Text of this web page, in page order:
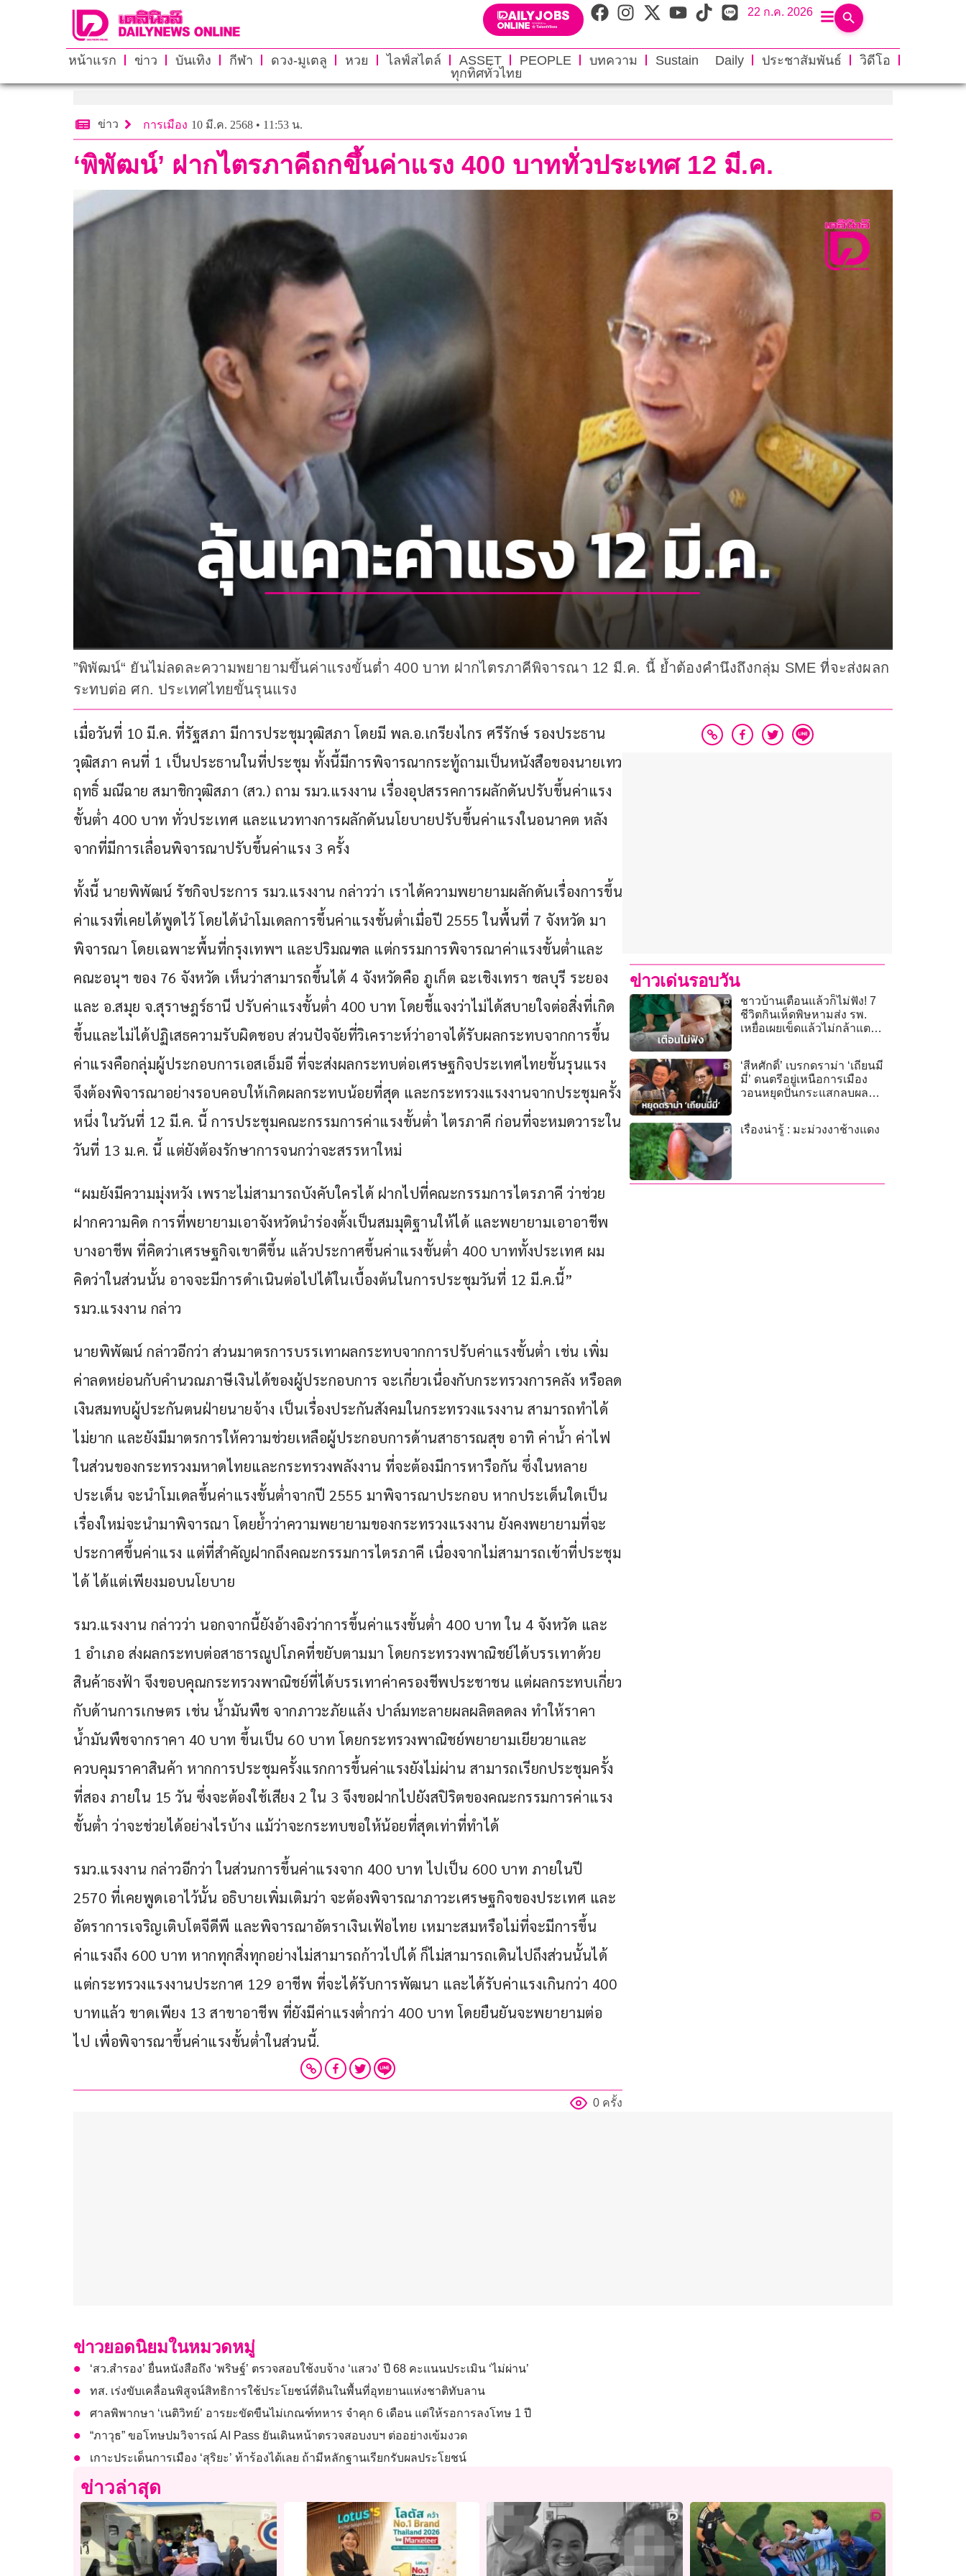
22 ก.ค. 2026
หน้าแรก ข่าว บันเทิง กีฬา ดวง-มูเตลู หวย ไลฟ์สไตล์ ASSET PEOPLE บทความ Sustain Daily ประชาสัมพันธ์
วิดีโอ
ทุกทิศทั่วไทย
ข่าว การเมือง 10 มี.ค. 2568 • 11:53 น.
‘พิพัฒน์’ ฝากไตรภาคีถกขึ้นค่าแรง 400 บาททั่วประเทศ 12 มี.ค.
”พิพัฒน์“ ยันไม่ลดละความพยายามขึ้นค่าแรงขั้นต่ำ 400 บาท ฝากไตรภาคีพิจารณา 12 มี.ค. นี้ ย้ำต้องคำนึงถึงกลุ่ม SME ที่จะส่งผลก
ระทบต่อ ศก. ประเทศไทยขั้นรุนแรง
เมื่อวันที่ 10 มี.ค. ที่รัฐสภา มีการประชุมวุฒิสภา โดยมี พล.อ.เกรียงไกร ศรีรักษ์ รองประธาน
วุฒิสภา คนที่ 1 เป็นประธานในที่ประชุม ทั้งนี้มีการพิจารณากระทู้ถามเป็นหนังสือของนายเทว
ฤทธิ์ มณีฉาย สมาชิกวุฒิสภา (สว.) ถาม รมว.แรงงาน เรื่องอุปสรรคการผลักดันปรับขึ้นค่าแรง
ขั้นต่ำ 400 บาท ทั่วประเทศ และแนวทางการผลักดันนโยบายปรับขึ้นค่าแรงในอนาคต หลัง
จากที่มีการเลื่อนพิจารณาปรับขึ้นค่าแรง 3 ครั้ง
ทั้งนี้ นายพิพัฒน์ รัชกิจประการ รมว.แรงงาน กล่าวว่า เราได้ความพยายามผลักดันเรื่องการขึ้น
ค่าแรงที่เคยได้พูดไว้ โดยได้นำโมเดลการขึ้นค่าแรงขั้นต่ำเมื่อปี 2555 ในพื้นที่ 7 จังหวัด มา
พิจารณา โดยเฉพาะพื้นที่กรุงเทพฯ และปริมณฑล แต่กรรมการพิจารณาค่าแรงขั้นต่ำและ
คณะอนุฯ ของ 76 จังหวัด เห็นว่าสามารถขึ้นได้ 4 จังหวัดคือ ภูเก็ต ฉะเชิงเทรา ชลบุรี ระยอง
และ อ.สมุย จ.สุราษฎร์ธานี ปรับค่าแรงขั้นต่ำ 400 บาท โดยชี้แจงว่าไม่ได้สบายใจต่อสิ่งที่เกิด
ขึ้นและไม่ได้ปฏิเสธความรับผิดชอบ ส่วนปัจจัยที่วิเคราะห์ว่าอาจได้รับผลกระทบจากการขึ้น
ค่าแรงคือกลุ่มผู้ประกอบการเอสเอ็มอี ที่จะส่งผลกระทบต่อเศรษฐกิจประเทศไทยขั้นรุนแรง
จึงต้องพิจารณาอย่างรอบคอบให้เกิดผลกระทบน้อยที่สุด และกระทรวงแรงงานจากประชุมครั้ง
หนึ่ง ในวันที่ 12 มี.ค. นี้ การประชุมคณะกรรมการค่าแรงขั้นต่ำ ไตรภาคี ก่อนที่จะหมดวาระใน
วันที่ 13 ม.ค. นี้ แต่ยังต้องรักษาการจนกว่าจะสรรหาใหม่
“ผมยังมีความมุ่งหวัง เพราะไม่สามารถบังคับใครได้ ฝากไปที่คณะกรรมการไตรภาคี ว่าช่วย
ฝากความคิด การที่พยายามเอาจังหวัดนำร่องตั้งเป็นสมมุติฐานให้ได้ และพยายามเอาอาชีพ
บางอาชีพ ที่คิดว่าเศรษฐกิจเขาดีขึ้น แล้วประกาศขึ้นค่าแรงขั้นต่ำ 400 บาททั้งประเทศ ผม
คิดว่าในส่วนนั้น อาจจะมีการดำเนินต่อไปได้ในเบื้องต้นในการประชุมวันที่ 12 มี.ค.นี้”
รมว.แรงงาน กล่าว
นายพิพัฒน์ กล่าวอีกว่า ส่วนมาตรการบรรเทาผลกระทบจากการปรับค่าแรงขั้นต่ำ เช่น เพิ่ม
ค่าลดหย่อนกับคำนวณภาษีเงินได้ของผู้ประกอบการ จะเกี่ยวเนื่องกับกระทรวงการคลัง หรือลด
เงินสมทบผู้ประกันตนฝ่ายนายจ้าง เป็นเรื่องประกันสังคมในกระทรวงแรงงาน สามารถทำได้
ไม่ยาก และยังมีมาตรการให้ความช่วยเหลือผู้ประกอบการด้านสาธารณสุข อาทิ ค่าน้ำ ค่าไฟ
ในส่วนของกระทรวงมหาดไทยและกระทรวงพลังงาน ที่จะต้องมีการหารือกัน ซึ่งในหลาย
ประเด็น จะนำโมเดลขึ้นค่าแรงขั้นต่ำจากปี 2555 มาพิจารณาประกอบ หากประเด็นใดเป็น
เรื่องใหม่จะนำมาพิจารณา โดยย้ำว่าความพยายามของกระทรวงแรงงาน ยังคงพยายามที่จะ
ประกาศขึ้นค่าแรง แต่ที่สำคัญฝากถึงคณะกรรมการไตรภาคี เนื่องจากไม่สามารถเข้าที่ประชุม
ได้ ได้แต่เพียงมอบนโยบาย
รมว.แรงงาน กล่าวว่า นอกจากนี้ยังอ้างอิงว่าการขึ้นค่าแรงขั้นต่ำ 400 บาท ใน 4 จังหวัด และ
1 อำเภอ ส่งผลกระทบต่อสาธารณูปโภคที่ขยับตามมา โดยกระทรวงพาณิชย์ได้บรรเทาด้วย
สินค้าธงฟ้า จึงขอบคุณกระทรวงพาณิชย์ที่ได้บรรเทาค่าครองชีพประชาชน แต่ผลกระทบเกี่ยว
กับด้านการเกษตร เช่น น้ำมันพืช จากภาวะภัยแล้ง ปาล์มทะลายผลผลิตลดลง ทำให้ราคา
น้ำมันพืชจากราคา 40 บาท ขึ้นเป็น 60 บาท โดยกระทรวงพาณิชย์พยายามเยียวยาและ
ควบคุมราคาสินค้า หากการประชุมครั้งแรกการขึ้นค่าแรงยังไม่ผ่าน สามารถเรียกประชุมครั้ง
ที่สอง ภายใน 15 วัน ซึ่งจะต้องใช้เสียง 2 ใน 3 จึงขอฝากไปยังสปิริตของคณะกรรมการค่าแรง
ขั้นต่ำ ว่าจะช่วยได้อย่างไรบ้าง แม้ว่าจะกระทบขอให้น้อยที่สุดเท่าที่ทำได้
รมว.แรงงาน กล่าวอีกว่า ในส่วนการขึ้นค่าแรงจาก 400 บาท ไปเป็น 600 บาท ภายในปี
2570 ที่เคยพูดเอาไว้นั้น อธิบายเพิ่มเติมว่า จะต้องพิจารณาภาวะเศรษฐกิจของประเทศ และ
อัตราการเจริญเติบโตจีดีพี และพิจารณาอัตราเงินเฟ้อไทย เหมาะสมหรือไม่ที่จะมีการขึ้น
ค่าแรงถึง 600 บาท หากทุกสิ่งทุกอย่างไม่สามารถก้าวไปได้ ก็ไม่สามารถเดินไปถึงส่วนนั้นได้
แต่กระทรวงแรงงานประกาศ 129 อาชีพ ที่จะได้รับการพัฒนา และได้รับค่าแรงเกินกว่า 400
บาทแล้ว ขาดเพียง 13 สาขาอาชีพ ที่ยังมีค่าแรงต่ำกว่า 400 บาท โดยยืนยันจะพยายามต่อ
ไป เพื่อพิจารณาขึ้นค่าแรงขั้นต่ำในส่วนนี้.
0 ครั้ง
ข่าวเด่นรอบวัน
ชาวบ้านเตือนแล้วก็ไม่ฟัง! 7
ชีวิตกินเห็ดพิษหามส่ง รพ.
เหยื่อเผยเข็ดแล้วไม่กล้าแตะ
‘สีหศักดิ์’ เบรกดราม่า ‘เถียนมี
มี่’ ดนตรีอยู่เหนือการเมือง
วอนหยุดปั่นกระแสกลบผล
เรื่องน่ารู้ : มะม่วงงาช้างแดง
ข่าวยอดนิยมในหมวดหมู่
‘สว.สำรอง’ ยื่นหนังสือถึง ‘พริษฐ์’ ตรวจสอบใช้งบจ้าง ‘แสวง’ ปี 68 คะแนนประเมิน ‘ไม่ผ่าน’
ทส. เร่งขับเคลื่อนพิสูจน์สิทธิการใช้ประโยชน์ที่ดินในพื้นที่อุทยานแห่งชาติทับลาน
ศาลพิพากษา ‘เนติวิทย์’ อารยะขัดขืนไม่เกณฑ์ทหาร จำคุก 6 เดือน แต่ให้รอการลงโทษ 1 ปี
“ภาวุธ” ขอโทษปมวิจารณ์ AI Pass ยันเดินหน้าตรวจสอบงบฯ ต่ออย่างเข้มงวด
เกาะประเด็นการเมือง ‘สุริยะ’ ท้าร้องได้เลย ถ้ามีหลักฐานเรียกรับผลประโยชน์
ข่าวล่าสุด